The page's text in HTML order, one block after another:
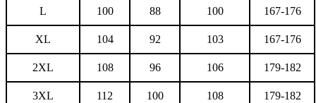
L 100 88 100 167-176
XL 104 92 103 167-176
2XL 108 96 106 179-182
3XL 112 100 108 179-182